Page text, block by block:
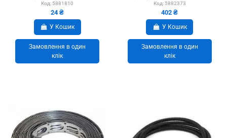
Код: 5881810
24 ₴
У Кошик
Замовлення в один
клік
Код: 5882373
402 ₴
У Кошик
Замовлення в один
клік